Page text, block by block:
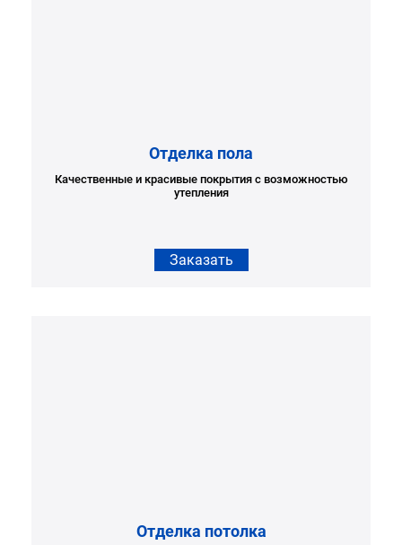
Отделка пола
Качественные и красивые покрытия с возможностью
утепления
Заказать
Отделка потолка